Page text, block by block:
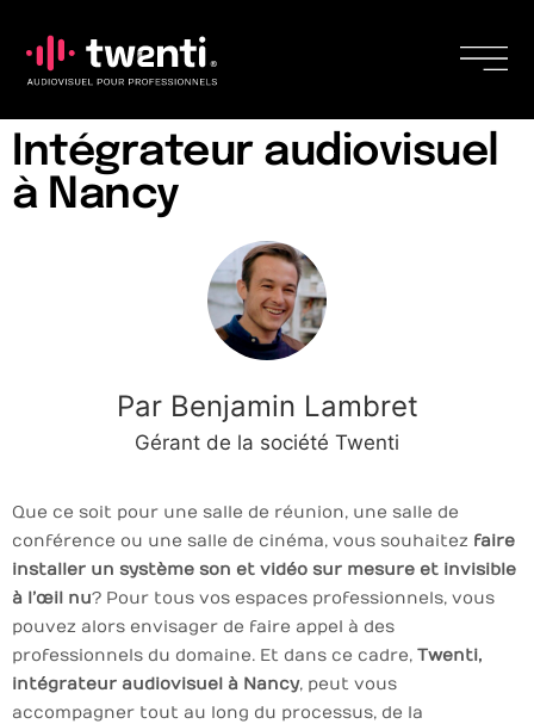
Intégrateur audiovisuel
à Nancy
Par Benjamin Lambret
Gérant de la société Twenti
Que ce soit pour une salle de réunion, une salle de
conférence ou une salle de cinéma, vous souhaitez faire
installer un système son et vidéo sur mesure et invisible
à l’œil nu? Pour tous vos espaces professionnels, vous
pouvez alors envisager de faire appel à des
professionnels du domaine. Et dans ce cadre, Twenti,
intégrateur audiovisuel à Nancy, peut vous
accompagner tout au long du processus, de la